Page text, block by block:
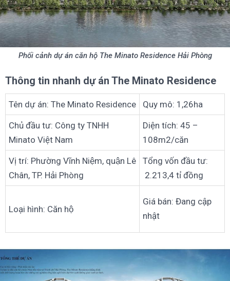
Phối cảnh dự án căn hộ The Minato Residence Hải Phòng
Thông tin nhanh dự án The Minato Residence
Tên dự án: The Minato Residence Quy mô: 1,26ha
Chủ đầu tư: Công ty TNHH
Minato Việt Nam
Diện tích: 45 –
108m2/căn
Vị trí: Phường Vĩnh Niệm, quận Lê
Chân, TP. Hải Phòng
Tổng vốn đầu tư:
2.213,4 tỉ đồng
Loại hình: Căn hộ
Giá bán: Đang cập
nhật